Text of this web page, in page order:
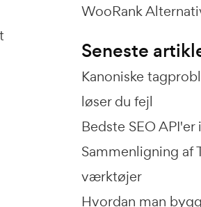
WooRank
Seneste
Kanoniske
løser du fejl
Bedste SEO
Sammenligning af
værktøjer
Hvordan man